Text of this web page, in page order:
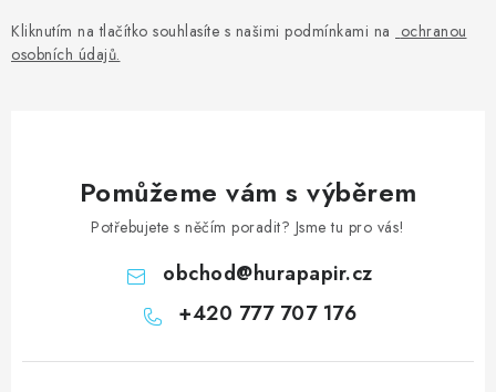
Kliknutím na tlačítko souhlasíte s našimi podmínkami na ochranou
osobních údajů.
Pomůžeme vám s výběrem
Potřebujete s něčím poradit? Jsme tu pro vás!
obchod@hurapapir.cz
+420 777 707 176